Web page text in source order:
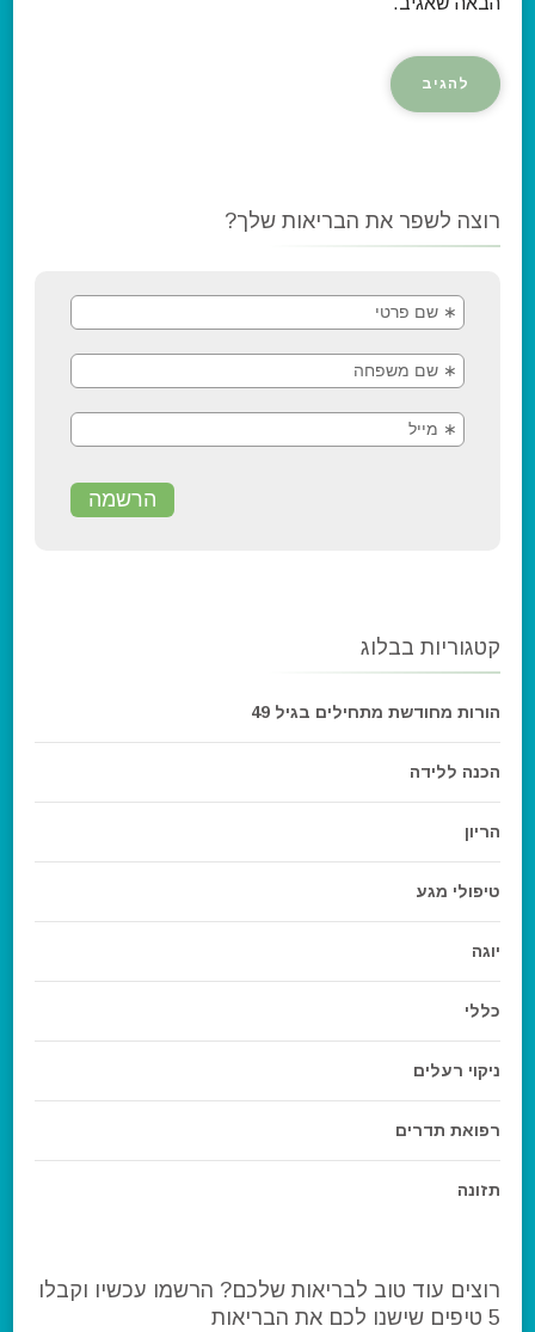
רוצה לשפר את הבריאות שלך?
קטגוריות בבלוג
הורות מחודשת מתחילים בגיל 49
הכנה ללידה
הריון
טיפולי מגע
יוגה
כללי
ניקוי רעלים
רפואת תדרים
תזונה
רוצים עוד טוב לבריאות שלכם? הרשמו עכשיו וקבלו
5 טיפים שישנו לכם את הבריאות